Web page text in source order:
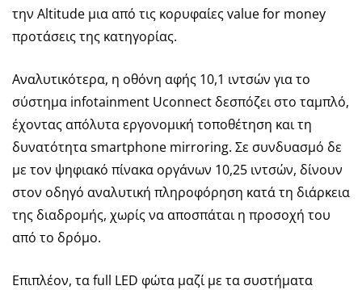
την Altitude μια από τις κορυφαίες value for money
προτάσεις της κατηγορίας.
Αναλυτικότερα, η οθόνη αφής 10,1 ιντσών για το
σύστημα infotainment Uconnect δεσπόζει στο ταμπλό,
έχοντας απόλυτα εργονομική τοποθέτηση και τη
δυνατότητα smartphone mirroring. Σε συνδυασμό δε
με τον ψηφιακό πίνακα οργάνων 10,25 ιντσών, δίνουν
στον οδηγό αναλυτική πληροφόρηση κατά τη διάρκεια
της διαδρομής, χωρίς να αποσπάται η προσοχή του
από το δρόμο.
Επιπλέον, τα full LED φώτα μαζί με τα συστήματα